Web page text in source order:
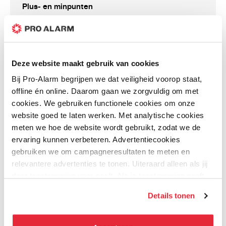
Deze website maakt gebruik van cookies
Bij Pro-Alarm begrijpen we dat veiligheid voorop staat,
offline én online. Daarom gaan we zorgvuldig om met
cookies. We gebruiken functionele cookies om onze
website goed te laten werken. Met analytische cookies
meten we hoe de website wordt gebruikt, zodat we de
ervaring kunnen verbeteren. Advertentiecookies
gebruiken we om campagneresultaten te meten en
relevantere advertenties te tonen. Uiteraard alleen als jij
kunnen deze gegevens combineren met informatie die zij
Details tonen
Netto gewicht 0,66 kg (1,46 lb)
Bruto gewicht 0,98 kg (2,16 lb)
Draagvermogen 3,0 kg (6,61 lb)
Installatie Junction mount
Schroefdraadtype G 3/4
212,0 mm × 174,0
(8.35" × 6.85" ×
Plus- en minpunten
Uniek montage aan beide kanten
Inclusief bouten en schroeven
Alleen in wit
Bestanden
Dahua_Accessoires_Selectie_01-03-
2024